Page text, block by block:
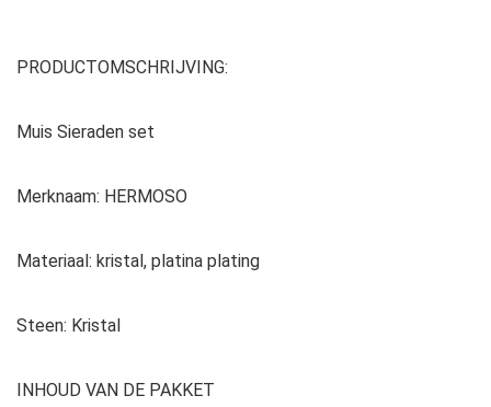
PRODUCTOMSCHRIJVING:
Muis Sieraden set
Merknaam: HERMOSO
Materiaal: kristal, platina plating
Steen: Kristal
INHOUD VAN DE PAKKET